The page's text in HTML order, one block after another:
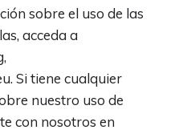
sobre el uso de las
acceda a
Si tiene cualquier
nuestro uso de
con nosotros en